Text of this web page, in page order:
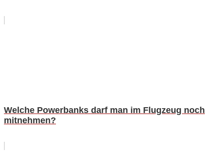
Welche Powerbanks darf man im Flugzeug noch
mitnehmen?